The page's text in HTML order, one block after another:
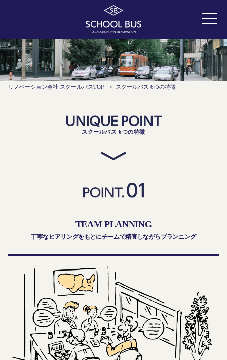
リノベーション会社 スクールバスTOP > スクールバス 6つの特徴
スクールバス 6つの特徴
TEAM PLANNING
丁寧なヒアリングをもとにチームで精査しながらプランニング